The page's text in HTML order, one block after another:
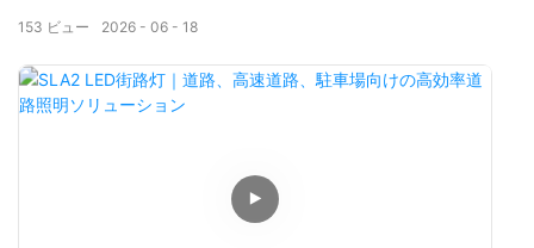
メン性能、耐久性の高い構造、優れた放熱性を特長とするSL25
は、エネルギー消費量とメンテナンスコストを削減しながら、
長寿命の照明を提供します。モダンなデザイン、高品質のLED
コンポーネント、耐候性ハウジングにより、様々な屋外環境で
インフラ照明のアップグレードに最適です。SL25 LED街路灯の
詳細と、KML LEDのプロフェッショナルな屋外照明ソリューシ
2026 06 18
153 ビュー